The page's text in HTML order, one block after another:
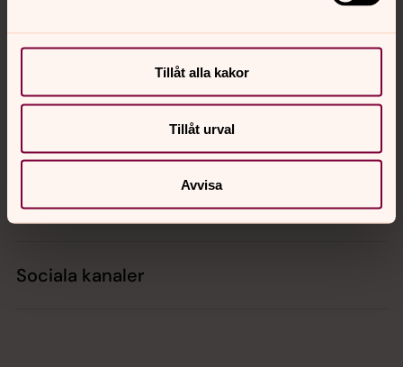
Tillåt alla kakor
Tillåt urval
Avvisa
Hitta snabbt
Sociala kanaler